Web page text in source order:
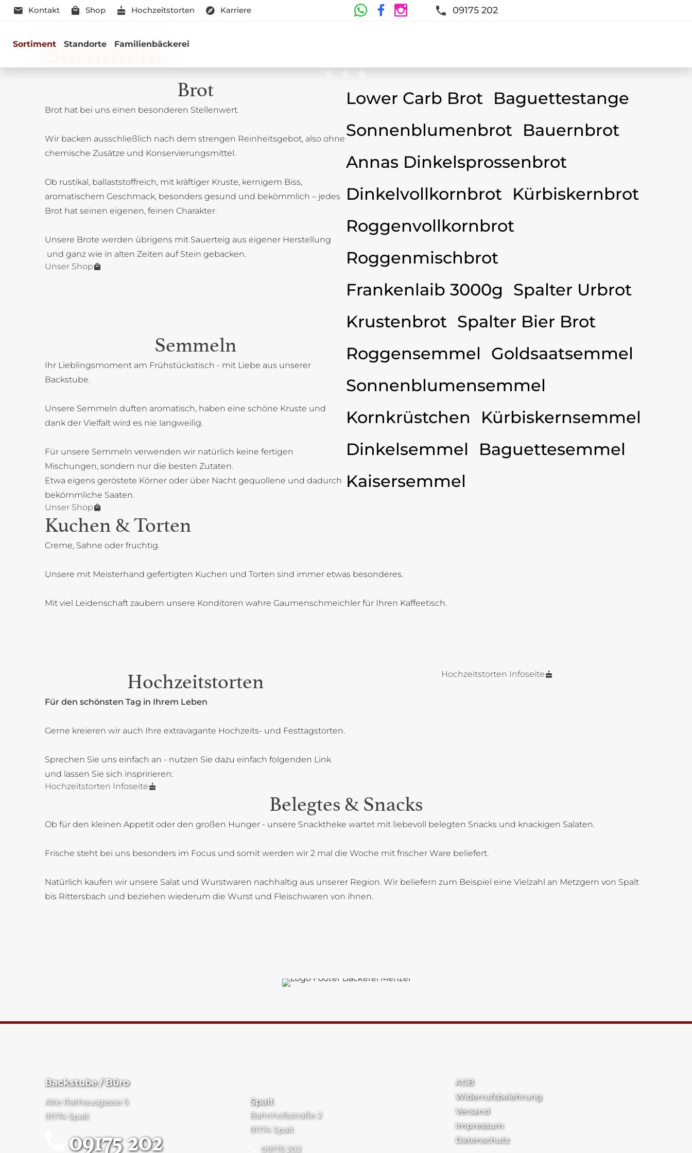
Kontakt Shop Hochzeitstorten Karriere 09175 202
Sortiment Standorte Familienbäckerei
Sortiment
Herzhaft oder süß - Beste Qualität und Frische sind garantiert
Brot
Brot hat bei uns einen besonderen Stellenwert.
Wir backen ausschließlich nach dem strengen Reinheitsgebot, also ohne
chemische Zusätze und Konservierungsmittel.
Ob rustikal, ballaststoffreich, mit kräftiger Kruste, kernigem Biss,
aromatischem Geschmack, besonders gesund und bekömmlich – jedes
Brot hat seinen eigenen, feinen Charakter.
Unsere Brote werden übrigens mit Sauerteig aus eigener Herstellung
und ganz wie in alten Zeiten auf Stein gebacken.
Unser Shop
Lower Carb Brot Baguettestange
Sonnenblumenbrot Bauernbrot
Annas Dinkelsprossenbrot
Dinkelvollkornbrot Kürbiskernbrot
Roggenvollkornbrot
Roggenmischbrot
Frankenlaib 3000g Spalter Urbrot
Krustenbrot Spalter Bier Brot
Semmeln
Ihr Lieblingsmoment am Frühstückstisch - mit Liebe aus unserer
Backstube.
Unsere Semmeln duften aromatisch, haben eine schöne Kruste und
dank der Vielfalt wird es nie langweilig.
Für unsere Semmeln verwenden wir natürlich keine fertigen
Mischungen, sondern nur die besten Zutaten.
Etwa eigens geröstete Körner oder über Nacht gequollene und dadurch
bekömmliche Saaten.
Unser Shop
Roggensemmel
Goldsaatsemmel
Sonnenblumensemmel
Kornkrüstchen
Kürbiskernsemmel
Dinkelsemmel
Baguettesemmel
Kaisersemmel
Kuchen & Torten
Creme, Sahne oder fruchtig.
Unsere mit Meisterhand gefertigten Kuchen und Torten sind immer etwas besonderes.
Mit viel Leidenschaft zaubern unsere Konditoren wahre Gaumenschmeichler für Ihren Kaffeetisch.
Hochzeitstorten
Für den schönsten Tag in Ihrem Leben
Gerne kreieren wir auch Ihre extravagante Hochzeits- und Festtagstorten.
Sprechen Sie uns einfach an - nutzen Sie dazu einfach folgenden Link
und lassen Sie sich inspririeren:
Hochzeitstorten Infoseite
Hochzeitstorten Infoseite
Belegtes & Snacks
Ob für den kleinen Appetit oder den großen Hunger - unsere Snacktheke wartet mit liebevoll belegten Snacks und knackigen Salaten.
Frische steht bei uns besonders im Focus und somit werden wir 2 mal die Woche mit frischer Ware beliefert.
Natürlich kaufen wir unsere Salat und Wurstwaren nachhaltig aus unserer Region. Wir beliefern zum Beispiel eine Vielzahl an Metzgern von Spalt
bis Rittersbach und beziehen wiederum die Wurst und Fleischwaren von ihnen.
Backstube / Büro
Alte Rathausgasse 5
91174 Spalt
09175 202
Spalt
Bahnhofsstraße 2
91174 Spalt
09175 202
AGB
Widerrufsbelehrung
Versand
Impressum
Datenschutz